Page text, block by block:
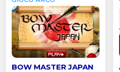
BOW MASTER JAPAN